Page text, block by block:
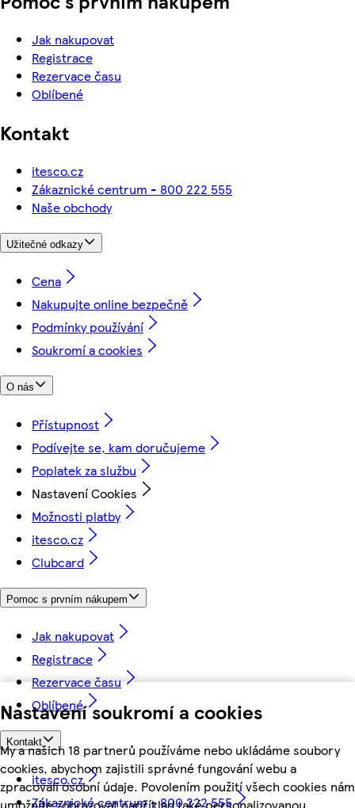
Nastavení soukromí a cookies
My a našich 18 partnerů používáme nebo ukládáme soubory
cookies, abychom zajistili správné fungování webu a
zpracovali osobní údaje. Povolením použití všech cookies nám
umožníte zobrazovat například také personalizovanou
Jak nakupovat
Registrace
Rezervace času
Oblíbené
Kontakt
itesco.cz
Zákaznické centrum - 800 222 555
Naše obchody
Užitečné odkazy
Cena
Nakupujte online bezpečně
Podmínky používání
Soukromí a cookies
O nás
Přístupnost
Podívejte se, kam doručujeme
Poplatek za službu
Nastavení Cookies
Možnosti platby
itesco.cz
Clubcard
Pomoc s prvním nákupem
Jak nakupovat
Registrace
Rezervace času
Oblíbené
Kontakt
itesco.cz
Zákaznické centrum - 800 222 555